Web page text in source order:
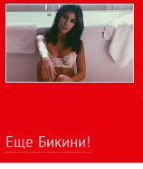
Еще Бикини!